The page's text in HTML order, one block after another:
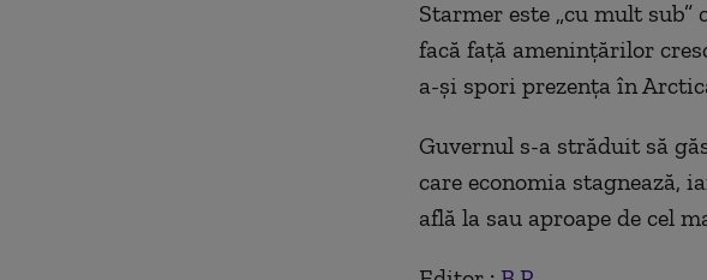
Starmer este „cu mult sub”
facă faţă ameninţărilor
a-şi spori prezenţa în
Guvernul s-a străduit să
care economia stagnează,
află la sau aproape de cel